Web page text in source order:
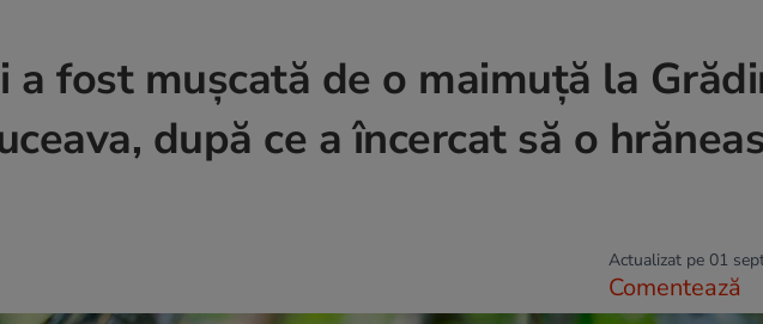
a fost mușcată de o maimuță la
după ce a încercat să o
Actualizat pe 01
Comentează